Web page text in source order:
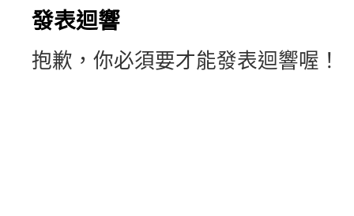
發表迴響
抱歉，你必須要才能發表迴響喔！